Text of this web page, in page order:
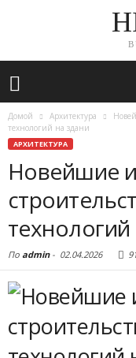
Домой Архитектура
технологий на здани
АРХИТЕКТУРА
Новейшие
технологий
По admin- 02.04.2026